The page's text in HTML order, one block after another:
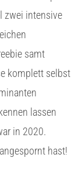
zwei intensive
samt
komplett selbst
lassen
in 2020.
hast!